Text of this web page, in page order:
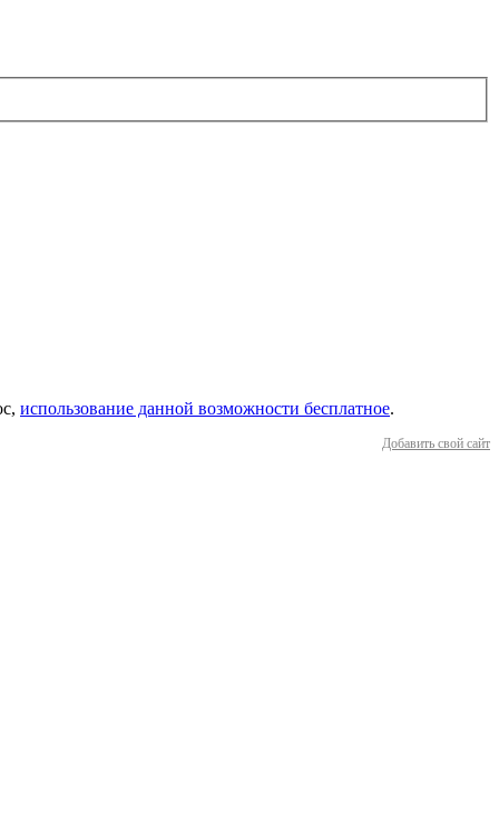
использование данной возможности бесплатное.
Добавить свой сайт